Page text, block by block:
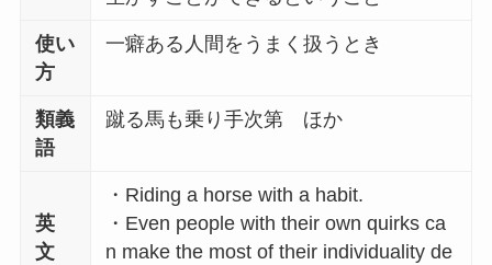
使い
方
一癖ある人間をうまく扱うとき
類義
語
蹴る馬も乗り手次第 ほか
英
文
・Riding a horse with a habit.
・Even people with their own quirks ca
n make the most of their individuality de